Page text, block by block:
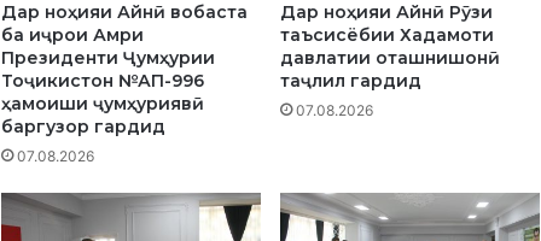
Дар ноҳияи Айнӣ вобаста
ба иҷрои Амри
Президенти Ҷумҳурии
Тоҷикистон №АП-996
ҳамоиши ҷумҳуриявӣ
баргузор гардид
07.08.2026
Дар ноҳияи Айнӣ Рӯзи
таъсисёбии Хадамоти
давлатии оташнишонӣ
таҷлил гардид
07.08.2026